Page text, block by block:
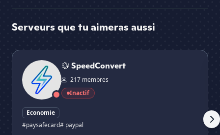
Serveurs que tu aimeras aussi
💱 SpeedConvert
💱 SpeedConvert
217 membres
Inactif
Economie
#paysafecard# paypal